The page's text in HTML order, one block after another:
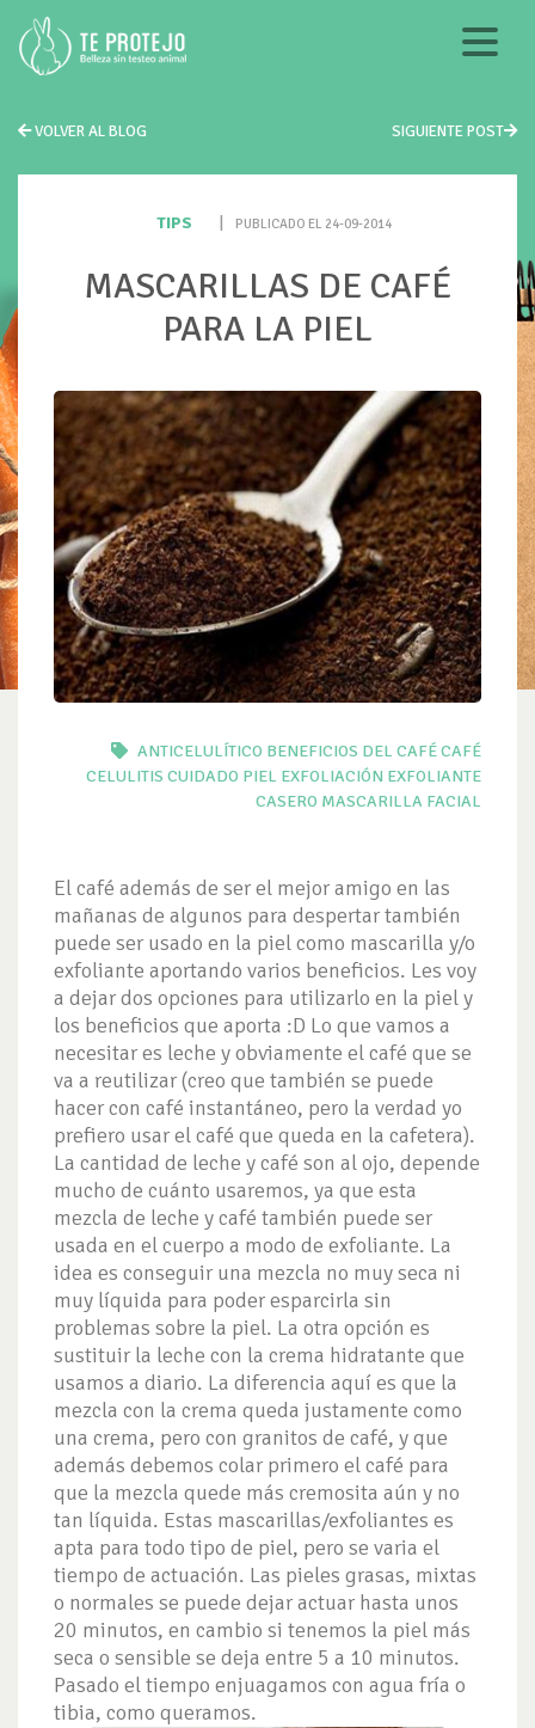
VOLVER AL BLOG SIGUIENTE POST
TIPS PUBLICADO EL 24-09-2014
MASCARILLAS DE CAFÉ
PARA LA PIEL
ANTICELULÍTICO BENEFICIOS DEL CAFÉCAFÉ
CELULITIS CUIDADO PIEL EXFOLIACIÓN EXFOLIANTE
CASERO MASCARILLA FACIAL
El café además de ser el mejor amigo en las
mañanas de algunos para despertar también
puede ser usado en la piel como mascarilla y/o
exfoliante aportando varios beneficios. Les voy
a dejar dos opciones para utilizarlo en la piel y
los beneficios que aporta :D Lo que vamos a
necesitar es leche y obviamente el café que se
va a reutilizar (creo que también se puede
hacer con café instantáneo, pero la verdad yo
prefiero usar el café que queda en la cafetera).
La cantidad de leche y café son al ojo, depende
mucho de cuánto usaremos, ya que esta
mezcla de leche y café también puede ser
usada en el cuerpo a modo de exfoliante. La
idea es conseguir una mezcla no muy seca ni
muy líquida para poder esparcirla sin
problemas sobre la piel. La otra opción es
sustituir la leche con la crema hidratante que
usamos a diario. La diferencia aquí es que la
mezcla con la crema queda justamente como
una crema, pero con granitos de café, y que
además debemos colar primero el café para
que la mezcla quede más cremosita aún y no
tan líquida. Estas mascarillas/exfoliantes es
apta para todo tipo de piel, pero se varia el
tiempo de actuación. Las pieles grasas, mixtas
o normales se puede dejar actuar hasta unos
20 minutos, en cambio si tenemos la piel más
seca o sensible se deja entre 5 a 10 minutos.
Pasado el tiempo enjuagamos con agua fría o
tibia, como queramos.